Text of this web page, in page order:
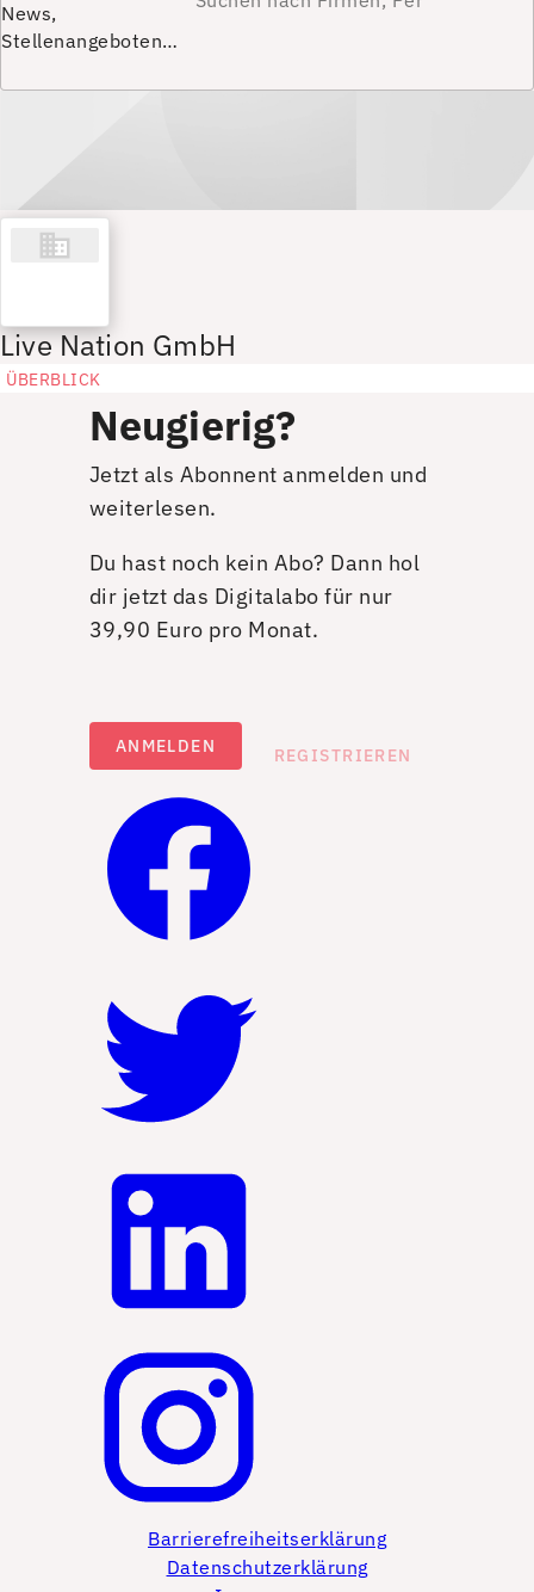
News,
Stellenangeboten…
Live Nation GmbH
ÜBERBLICK
Neugierig?
Jetzt als Abonnent anmelden und
weiterlesen.
Du hast noch kein Abo? Dann hol
dir jetzt das Digitalabo für nur
39,90 Euro pro Monat.
ANMELDEN REGISTRIEREN
Barrierefreiheitserklärung
Datenschutzerklärung